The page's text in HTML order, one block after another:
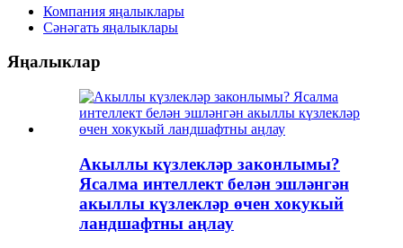
Компания яңалыклары
Сәнәгать яңалыклары
Яңалыклар
Акыллы күзлекләр законлымы?
Ясалма интеллект белән эшләнгән
акыллы күзлекләр өчен хокукый
ландшафтны аңлау